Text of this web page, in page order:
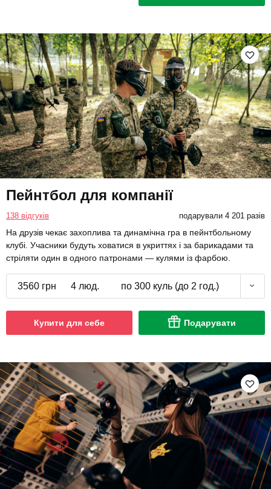
Пейнтбол для компанії
138 відгуків подарували 4 201 разів
На друзів чекає захоплива та динамічна гра в пейнтбольному
клубі. Учасники будуть ховатися в укриттях і за барикадами та
стріляти один в одного патронами — кулями із фарбою.
3560 грн 4 люд. по 300 куль (до 2 год.)
Купити для себе Подарувати